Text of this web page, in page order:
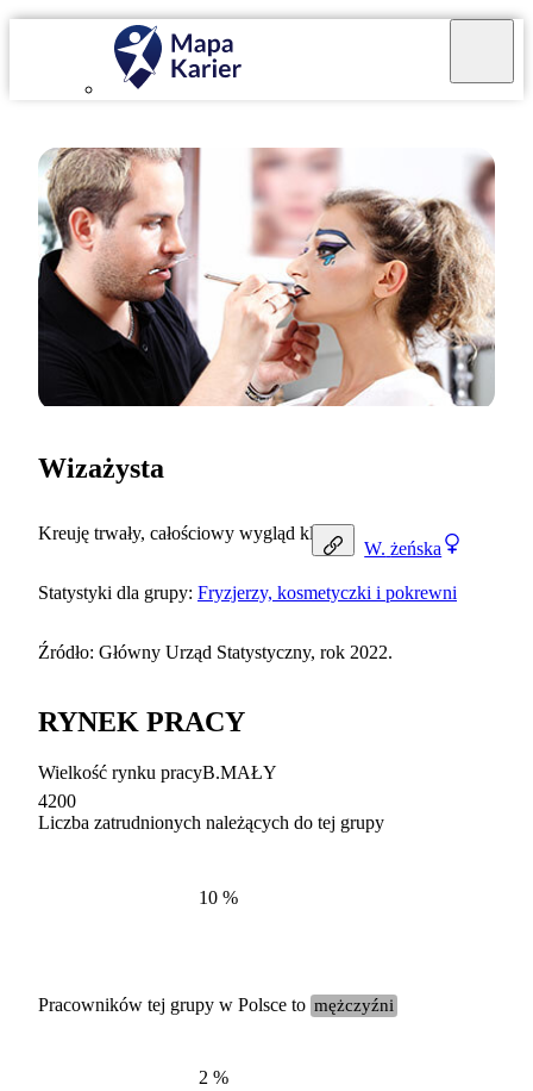
W. żeńska
Wizażysta
Kreuję trwały, całościowy wygląd klienta.
Statystyki dla grupy: Fryzjerzy, kosmetyczki i pokrewni
Źródło: Główny Urząd Statystyczny, rok 2022.
RYNEK PRACY
Wielkość rynku pracyB.MAŁY
4200
Liczba zatrudnionych należących do tej grupy
10 %
Pracowników tej grupy w Polsce to mężczyźni
2 %